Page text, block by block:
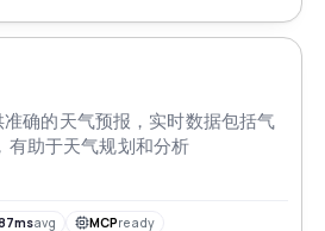
准确的天气预报，实时数据包括气
有助于天气规划和分析
avg MCPready